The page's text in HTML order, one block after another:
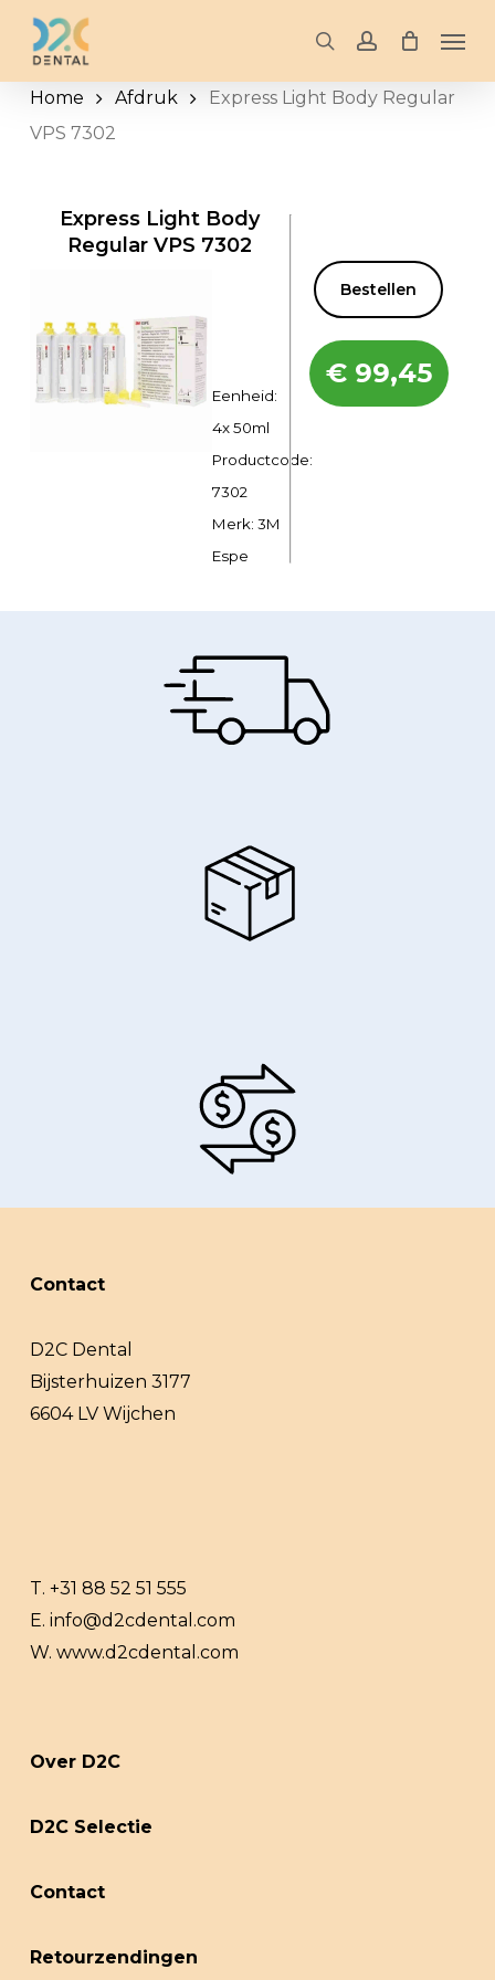
Skip
main
content
searchaccount
Home Afdruk
Express Light Body Regular
VPS 7302
Express Light Body
Regular VPS 7302
Eenheid:
4x 50ml
Productcode:
7302
Merk: 3M
Espe
Bestellen
€99,45
Contact
D2C Dental
Bijsterhuizen 3177
6604 LV Wijchen
T. +31 88 52 51 555
E. info@d2cdental.com
W. www.d2cdental.com
Over D2C
D2C Selectie
Contact
Retourzendingen